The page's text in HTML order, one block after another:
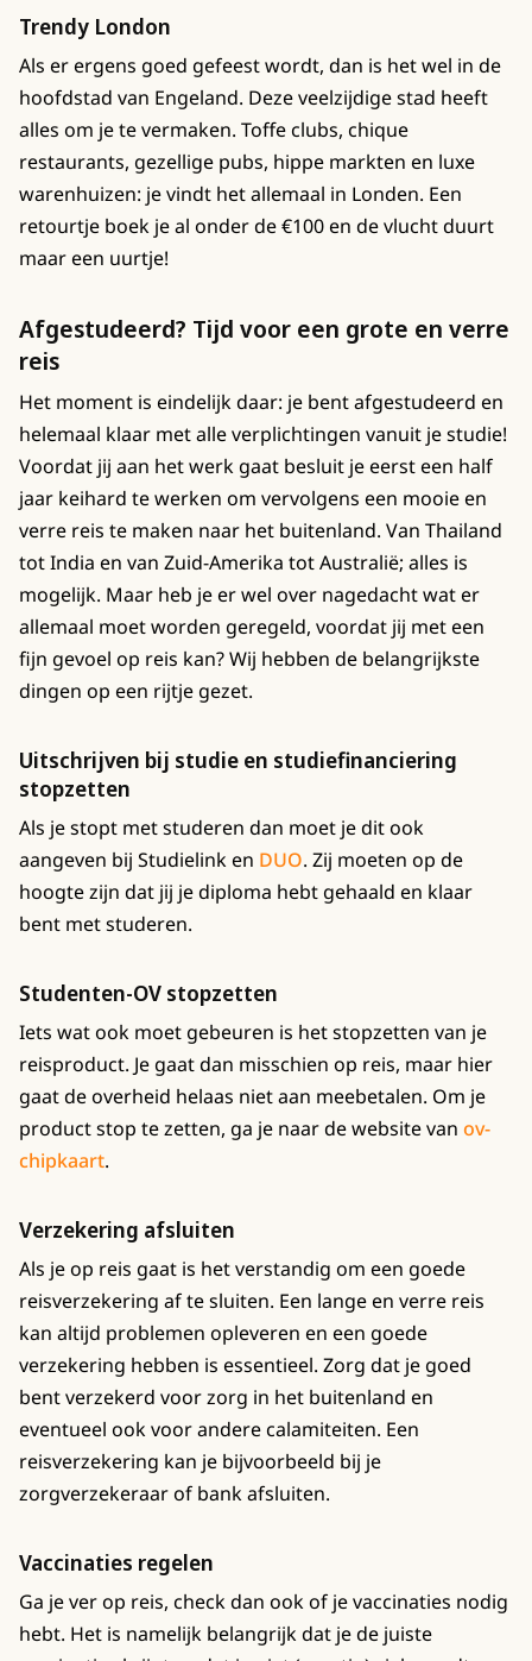
Trendy London
Als er ergens goed gefeest wordt, dan is het wel in de
hoofdstad van Engeland. Deze veelzijdige stad heeft
alles om je te vermaken. Toffe clubs, chique
restaurants, gezellige pubs, hippe markten en luxe
warenhuizen: je vindt het allemaal in Londen. Een
retourtje boek je al onder de €100 en de vlucht duurt
maar een uurtje!
Afgestudeerd? Tijd voor een grote en verre
reis
Het moment is eindelijk daar: je bent afgestudeerd en
helemaal klaar met alle verplichtingen vanuit je studie!
Voordat jij aan het werk gaat besluit je eerst een half
jaar keihard te werken om vervolgens een mooie en
verre reis te maken naar het buitenland. Van Thailand
tot India en van Zuid-Amerika tot Australië; alles is
mogelijk. Maar heb je er wel over nagedacht wat er
allemaal moet worden geregeld, voordat jij met een
fijn gevoel op reis kan? Wij hebben de belangrijkste
dingen op een rijtje gezet.
Uitschrijven bij studie en studiefinanciering
stopzetten
Als je stopt met studeren dan moet je dit ook
aangeven bij Studielink en DUO. Zij moeten op de
hoogte zijn dat jij je diploma hebt gehaald en klaar
bent met studeren.
Studenten-OV stopzetten
Iets wat ook moet gebeuren is het stopzetten van je
reisproduct. Je gaat dan misschien op reis, maar hier
gaat de overheid helaas niet aan meebetalen. Om je
product stop te zetten, ga je naar de website van ov-
chipkaart.
Verzekering afsluiten
Als je op reis gaat is het verstandig om een goede
reisverzekering af te sluiten. Een lange en verre reis
kan altijd problemen opleveren en een goede
verzekering hebben is essentieel. Zorg dat je goed
bent verzekerd voor zorg in het buitenland en
eventueel ook voor andere calamiteiten. Een
reisverzekering kan je bijvoorbeeld bij je
zorgverzekeraar of bank afsluiten.
Vaccinaties regelen
Ga je ver op reis, check dan ook of je vaccinaties nodig
hebt. Het is namelijk belangrijk dat je de juiste